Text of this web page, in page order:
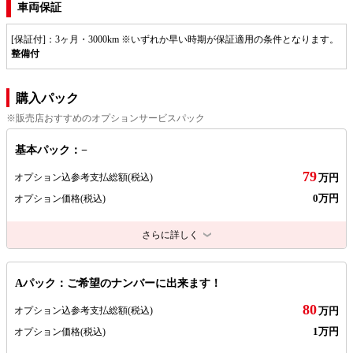
車両保証
[保証付]：3ヶ月・3000km ※いずれか早い時期が保証適用の条件となります。
整備付
購入パック
※販売店おすすめのオプションサービスパック
基本パック：−
オプション込参考支払総額(税込) 79万円
オプション価格(税込) 0万円
さらに詳しく
Aパック：ご希望のナンバーに出来ます！
オプション込参考支払総額(税込) 80万円
オプション価格(税込) 1万円